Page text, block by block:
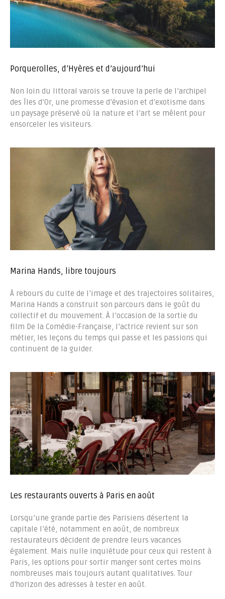
Porquerolles, d’Hyères et d’aujourd’hui
Non loin du littoral varois se trouve la perle de l’archipel
des Îles d’Or, une promesse d’évasion et d’exotisme dans
un paysage préservé où la nature et l’art se mêlent pour
ensorceler les visiteurs.
Marina Hands, libre toujours
À rebours du culte de l’image et des trajectoires solitaires,
Marina Hands a construit son parcours dans le goût du
collectif et du mouvement. À l’occasion de la sortie du
film De la Comédie-Française, l’actrice revient sur son
métier, les leçons du temps qui passe et les passions qui
continuent de la guider.
Les restaurants ouverts à Paris en août
Lorsqu’une grande partie des Parisiens désertent la
capitale l’été, notamment en août, de nombreux
restaurateurs décident de prendre leurs vacances
également. Mais nulle inquiétude pour ceux qui restent à
Paris, les options pour sortir manger sont certes moins
nombreuses mais toujours autant qualitatives. Tour
d’horizon des adresses à tester en août.